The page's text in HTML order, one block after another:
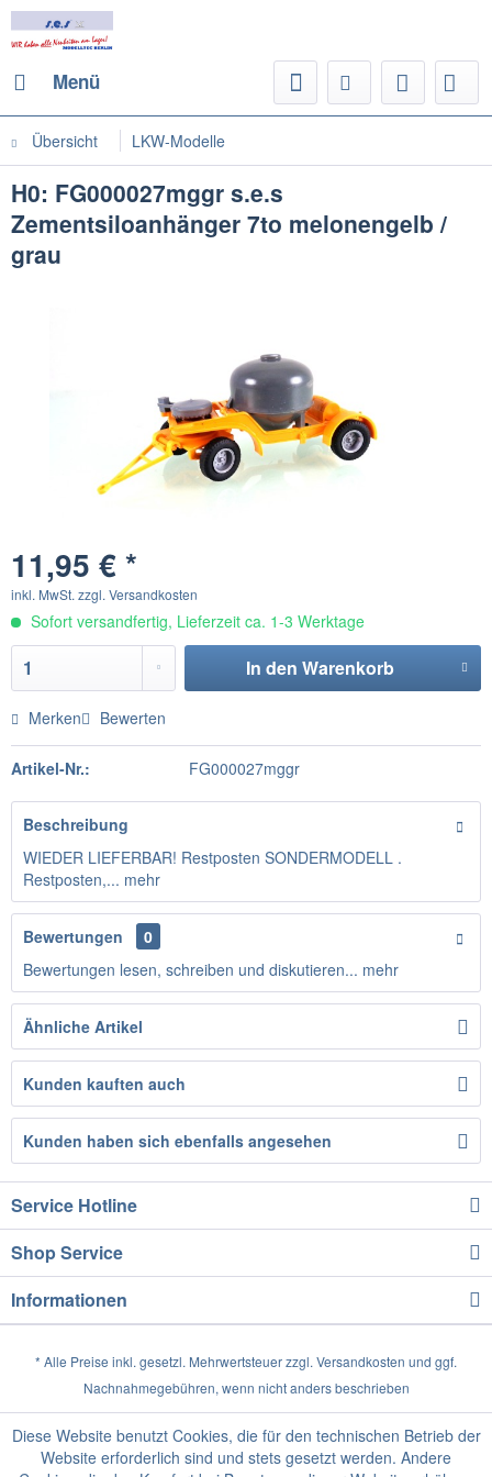
Menü
Übersicht LKW-Modelle
H0: FG000027mggr s.e.s
Zementsiloanhänger 7to melonengelb /
grau
11,95 € *
inkl. MwSt. zzgl. Versandkosten
Sofort versandfertig, Lieferzeit ca. 1-3 Werktage
In den Warenkorb
Merken Bewerten
Artikel-Nr.: FG000027mggr
Beschreibung
WIEDER LIEFERBAR! Restposten SONDERMODELL .
Restposten,... mehr
Bewertungen
0
Bewertungen lesen, schreiben und diskutieren... mehr
Ähnliche Artikel
Kunden kauften auch
Kunden haben sich ebenfalls angesehen
Service Hotline
Shop Service
Informationen
* Alle Preise inkl. gesetzl. Mehrwertsteuer zzgl. Versandkosten und ggf.
Nachnahmegebühren, wenn nicht anders beschrieben
Diese Website benutzt Cookies, die für den technischen Betrieb der
Website erforderlich sind und stets gesetzt werden. Andere